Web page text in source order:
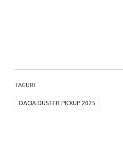
TAGURI
DACIA DUSTER PICKUP 2025